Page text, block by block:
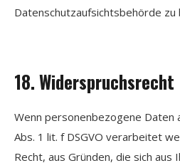
Datenschutzaufsichtsbehörde zu
18. Widerspruchsrecht
Wenn personenbezogene Daten
Abs. 1 lit. f DSGVO verarbeitet
Recht, aus Gründen, die sich aus